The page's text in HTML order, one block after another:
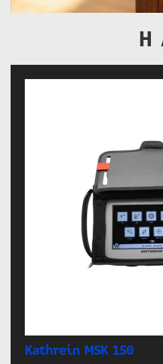
Η
Kathrein MSK 150